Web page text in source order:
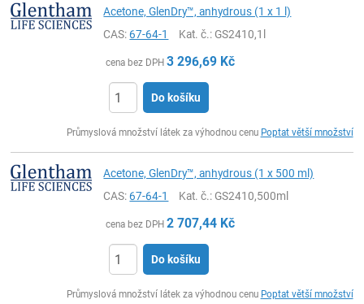
Acetone, GlenDry™, anhydrous (1 x 1 l)
CAS:67-64-1 Kat. č.: GS2410,1l
cena bez DPH 3 296,69 Kč
Do košíku
Průmyslová množství látek za výhodnou cenu Poptat větší množství
Acetone, GlenDry™, anhydrous (1 x 500 ml)
CAS:67-64-1 Kat. č.: GS2410,500ml
cena bez DPH 2 707,44 Kč
Do košíku
Průmyslová množství látek za výhodnou cenu Poptat větší množství